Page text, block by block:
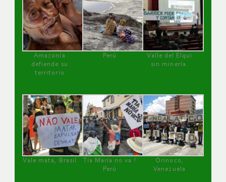
Amazonía
defiende su
territorio
Perú
Valle del Elqui
sin minería.
Vale mata, Brasil
Tía María no va !
Perú
Orinoco,
Venezuela